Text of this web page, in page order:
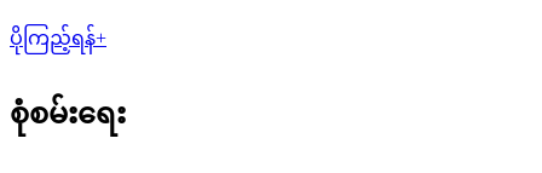
ပိုကြည့်ရန်+
စုံစမ်းရေး